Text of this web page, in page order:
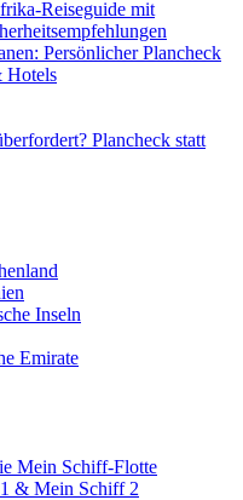
Reiseguide mit
Persönlicher Plancheck
Hotels
Plancheck statt
Inseln
Emirate
Mein Schiff-Flotte
& Mein Schiff 2